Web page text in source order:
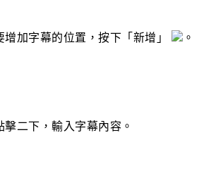
加字幕的位置，按下「新增」 。
二下，輸入字幕內容。